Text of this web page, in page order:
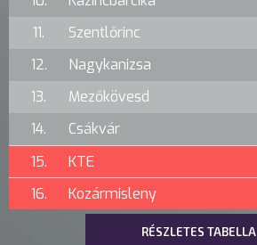
11.
Szentlőrinc
12.
Nagykanizsa
13.
Mezőkövesd
14.
Csákvár
15.
KTE
16.
Kozármisleny
RÉSZLETES TABELLA